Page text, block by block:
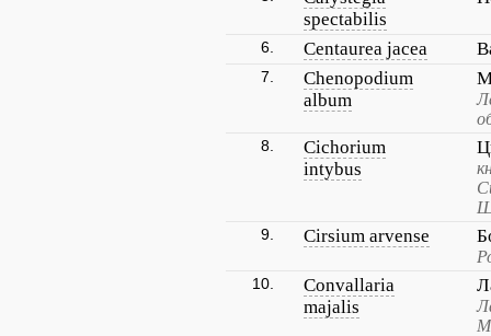
spectabilis
6. Centaurea jacea
7.
Chenopodium
album
8.
Cichorium
intybus
9. Cirsium arvense
10.
Convallaria
majalis